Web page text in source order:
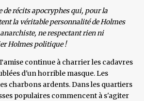
de récits apocryphes qui, pour la
la véritable personnalité de Holmes
ne respectant rien ni
Holmes politique !
continue à charrier les cadavres
d'un horrible masque. Les
charbons ardents. Dans les quartiers
populaires commencent à s'agiter